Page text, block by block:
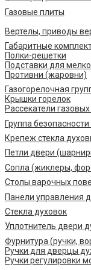
Газовые плиты
Вертелы, приводы
Габаритные
Полки-решетки
Подставки для
Противни (жаровни)
Газогорелочная
Крышки горелок
Рассекатели
Группа
Крепеж стекла
Петли двери
Сопла (жиклеры,
Столы варочных
Панели управления
Стекла духовок
Уплотнитель двери
Фурнитура (ручки,
Ручки для дверцы
Ручки регулировки